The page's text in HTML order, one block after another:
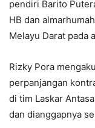
pendiri Barito
HB dan
Melayu Darat pada
Rizky Pora
perpanjangan
di tim Laskar
dan dianggapnya